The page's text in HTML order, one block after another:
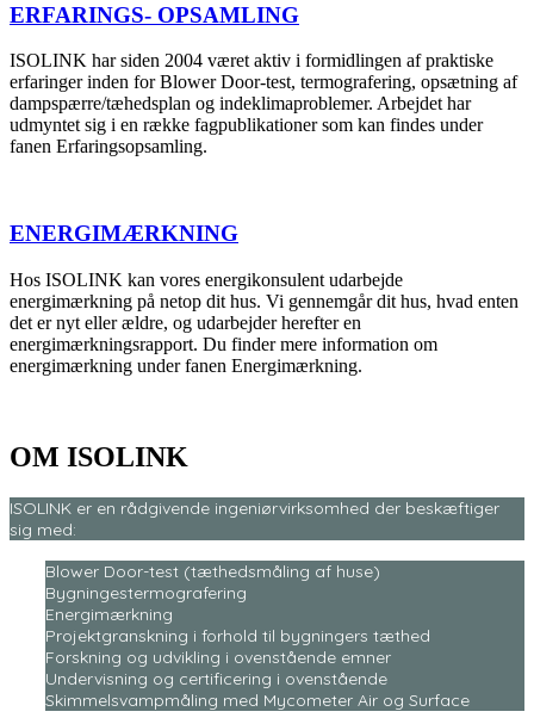
ERFARINGS- OPSAMLING
ISOLINK har siden 2004 været aktiv i formidlingen af praktiske
erfaringer inden for Blower Door-test, termografering, opsætning af
dampspærre/tæhedsplan og indeklimaproblemer. Arbejdet har
udmyntet sig i en række fagpublikationer som kan findes under
fanen Erfaringsopsamling.
ENERGIMÆRKNING
Hos ISOLINK kan vores energikonsulent udarbejde
energimærkning på netop dit hus. Vi gennemgår dit hus, hvad enten
det er nyt eller ældre, og udarbejder herefter en
energimærkningsrapport. Du finder mere information om
energimærkning under fanen Energimærkning.
OM ISOLINK
ISOLINK er en rådgivende ingeniørvirksomhed der beskæftiger
sig med:
Blower Door-test (tæthedsmåling af huse)
Bygningestermografering
Energimærkning
Projektgranskning i forhold til bygningers tæthed
Forskning og udvikling i ovenstående emner
Undervisning og certificering i ovenstående
Skimmelsvampmåling med Mycometer Air og Surface